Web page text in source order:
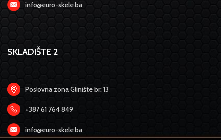
info@euro-skele.ba
SKLADIŠTE 2
Poslovna zona Glinište br: 13
+387 61 764 849
info@euro-skele.ba